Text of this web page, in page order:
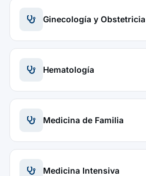
Ginecología y Obstetricia
Hematología
Medicina de Familia
Medicina Intensiva